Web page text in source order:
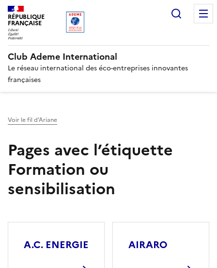
RÉPUBLIQUE
FRANÇAISE
Club Ademe International
Le réseau international des éco-entreprises innovantes
françaises
Voir le fil d’Ariane
Pages avec l’étiquette
Formation ou
sensibilisation
A.C. ENERGIE AIRARO
Gestion des cookies